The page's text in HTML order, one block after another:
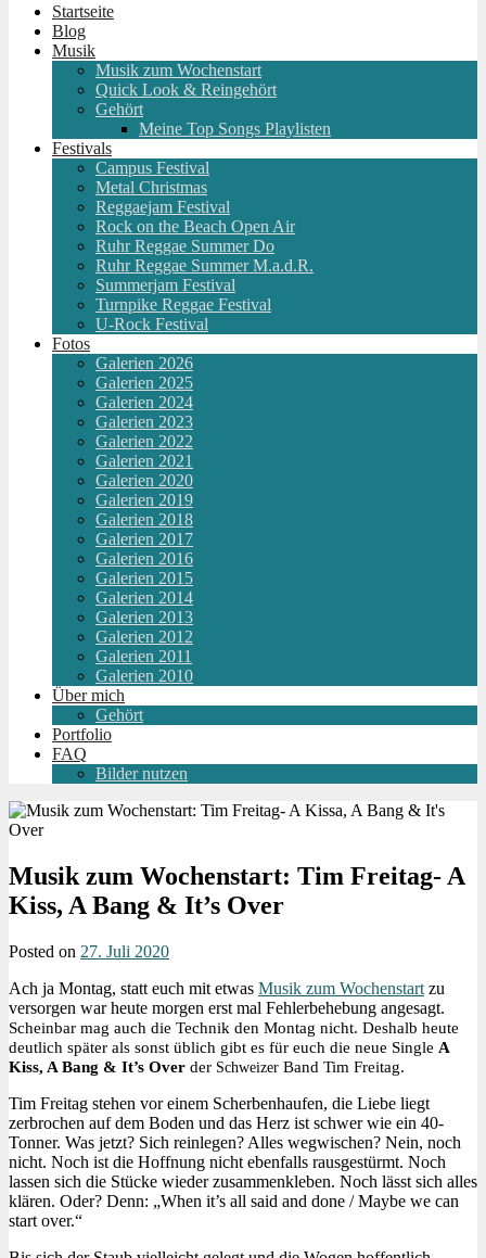
Startseite
Blog
Musik
Musik zum Wochenstart
Quick Look & Reingehört
Gehört
Meine Top Songs Playlisten
Festivals
Campus Festival
Metal Christmas
Reggaejam Festival
Rock on the Beach Open Air
Ruhr Reggae Summer Do
Ruhr Reggae Summer M.a.d.R.
Summerjam Festival
Turnpike Reggae Festival
U-Rock Festival
Fotos
Galerien 2026
Galerien 2025
Galerien 2024
Galerien 2023
Galerien 2022
Galerien 2021
Galerien 2020
Galerien 2019
Galerien 2018
Galerien 2017
Galerien 2016
Galerien 2015
Galerien 2014
Galerien 2013
Galerien 2012
Galerien 2011
Galerien 2010
Über mich
Gehört
Portfolio
FAQ
Bilder nutzen
Musik zum Wochenstart: Tim Freitag- A
Kiss, A Bang & It’s Over
Posted on 27. Juli 2020
Ach ja Montag, statt euch mit etwas Musik zum Wochenstart zu
versorgen war heute morgen erst mal Fehlerbehebung angesagt.
Scheinbar mag auch die Technik den Montag nicht. Deshalb heute
deutlich später als sonst üblich gibt es für euch die neue Single A
Kiss, A Bang & It’s Over der Schweizer Band Tim Freitag.
Tim Freitag stehen vor einem Scherbenhaufen, die Liebe liegt
zerbrochen auf dem Boden und das Herz ist schwer wie ein 40-
Tonner. Was jetzt? Sich reinlegen? Alles wegwischen? Nein, noch
nicht. Noch ist die Hoffnung nicht ebenfalls rausgestürmt. Noch
lassen sich die Stücke wieder zusammenkleben. Noch lässt sich alles
klären. Oder? Denn: „When it’s all said and done / Maybe we can
start over.“